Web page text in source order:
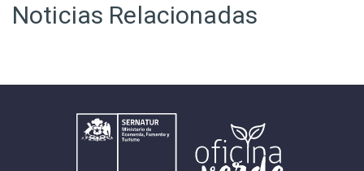
Noticias Relacionadas